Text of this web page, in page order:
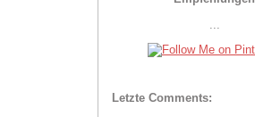
Letzte Comments: